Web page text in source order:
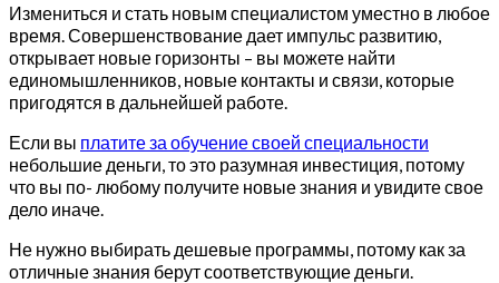
Измениться и стать новым специалистом уместно в любое
время. Совершенствование дает импульс развитию,
открывает новые горизонты – вы можете найти
единомышленников, новые контакты и связи, которые
пригодятся в дальнейшей работе.
Если вы платите за обучение своей специальности
небольшие деньги, то это разумная инвестиция, потому
что вы по- любому получите новые знания и увидите свое
дело иначе.
Не нужно выбирать дешевые программы, потому как за
отличные знания берут соответствующие деньги.